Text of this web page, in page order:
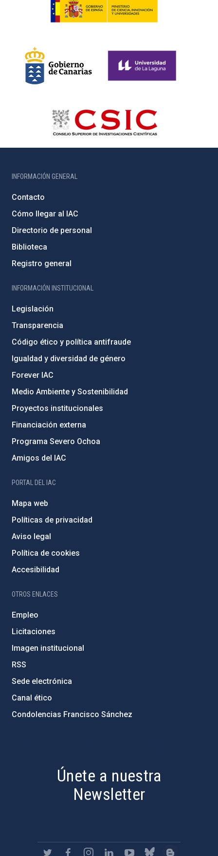
INFORMACIÓN GENERAL
Contacto
Cómo llegar al IAC
Directorio de personal
Biblioteca
Registro general
INFORMACIÓN INSTITUCIONAL
Legislación
Transparencia
Código ético y política antifraude
Igualdad y diversidad de género
Forever IAC
Medio Ambiente y Sostenibilidad
Proyectos institucionales
Financiación externa
Programa Severo Ochoa
Amigos del IAC
PORTAL DEL IAC
Mapa web
Políticas de privacidad
Aviso legal
Política de cookies
Accesibilidad
OTROS ENLACES
Empleo
Licitaciones
Imagen institucional
RSS
Sede electrónica
Canal ético
Condolencias Francisco Sánchez
Únete a nuestra
Newsletter